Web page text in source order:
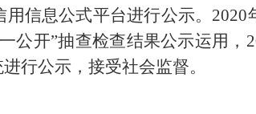
信息公式平台进行公示。2020
公开”抽查检查结果公示运用，
行公示，接受社会监督。